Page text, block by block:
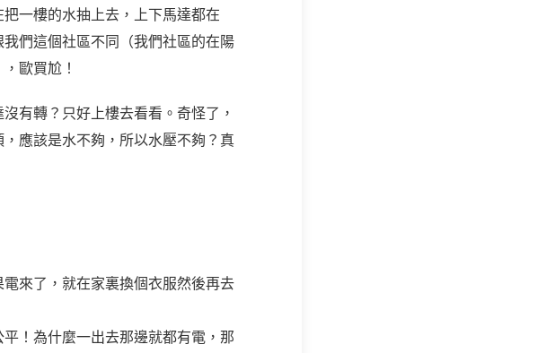
一樓的水抽上去，上下馬達都在
們這個社區不同（我們社區的在陽
歐買尬！
有轉？只好上樓去看看。奇怪了，
應該是水不夠，所以水壓不夠？真
來了，就在家裏換個衣服然後再去
！為什麼一出去那邊就都有電，那